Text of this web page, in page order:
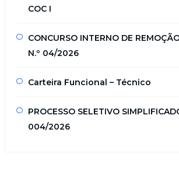
COC I
CONCURSO INTERNO DE
N.º 04/2026
Carteira Funcional – Técnico
PROCESSO SELETIVO
004/2026